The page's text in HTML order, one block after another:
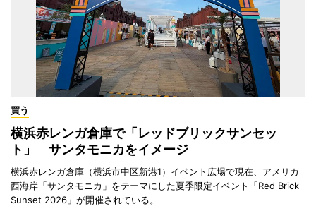
買う
横浜赤レンガ倉庫で「レッドブリックサンセッ
ト」 サンタモニカをイメージ
横浜赤レンガ倉庫（横浜市中区新港1）イベント広場で現在、アメリカ
西海岸「サンタモニカ」をテーマにした夏季限定イベント「Red Brick
Sunset 2026」が開催されている。